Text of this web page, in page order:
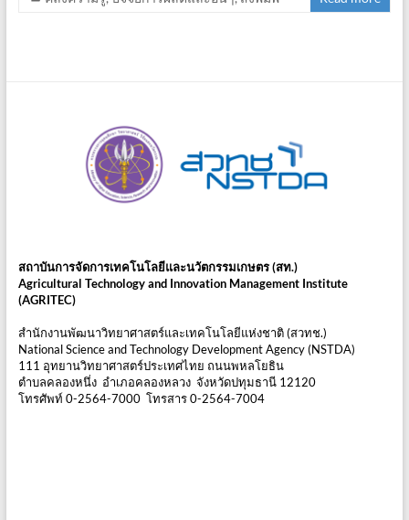
สถาบันการจัดการเทคโนโลยีและนวัตกรรมเกษตร (สท.)
Agricultural Technology and Innovation Management Institute
(AGRITEC)
สำนักงานพัฒนาวิทยาศาสตร์และเทคโนโลยีแห่งชาติ (สวทช.)
National Science and Technology Development Agency (NSTDA)
111 อุทยานวิทยาศาสตร์ประเทศไทย ถนนพหลโยธิน
ตำบลคลองหนึ่ง อำเภอคลองหลวง จังหวัดปทุมธานี 12120
โทรศัพท์ 0-2564-7000 โทรสาร 0-2564-7004